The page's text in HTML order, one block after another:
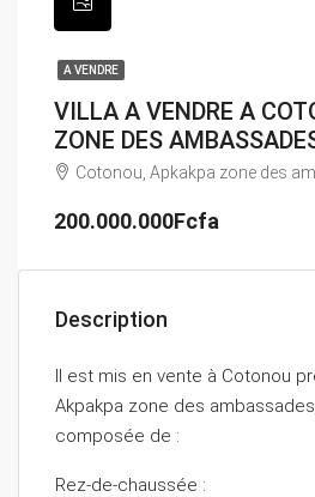
A VENDRE
VILLA A VENDRE A
ZONE DES
Cotonou, Apkakpa zone des
200.000.000Fcfa
Description
Il est mis en vente à Cotonou
Akpakpa zone des
composée de :
Rez-de-chaussée :